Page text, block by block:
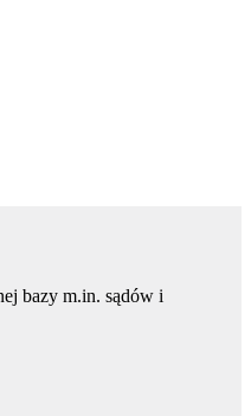
bazy m.in. sądów i